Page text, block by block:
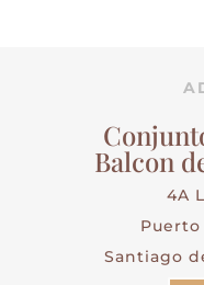
Balcon
4A
Santiago